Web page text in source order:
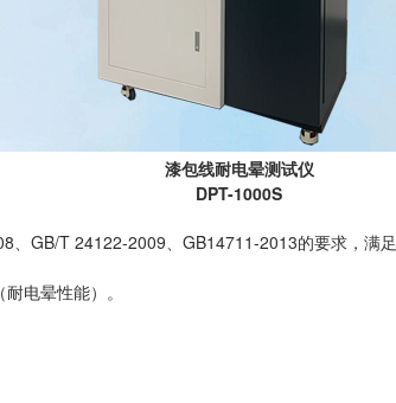
漆包线耐电晕测试仪
DPT-1000S
、 GB/T 24122-2009、 GB14711-2013的要求，满足
电晕性能）。